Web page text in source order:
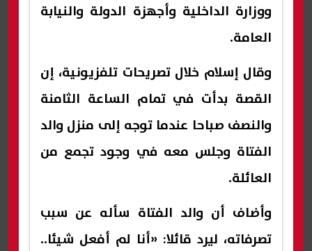
ووزارة الداخلية وأجهزة الدولة والنيابة
العامة.
وقال إسلام خلال تصريحات تلفزيونية، إن
القصة بدأت في تمام الساعة الثامنة
والنصف صباحا عندما توجه إلى منزل والد
الفتاة وجلس معه في وجود تجمع من
العائلة.
وأضاف أن والد الفتاة سأله عن سبب
تصرفاته، ليرد قائلا: «أنا لم أفعل شيئا..